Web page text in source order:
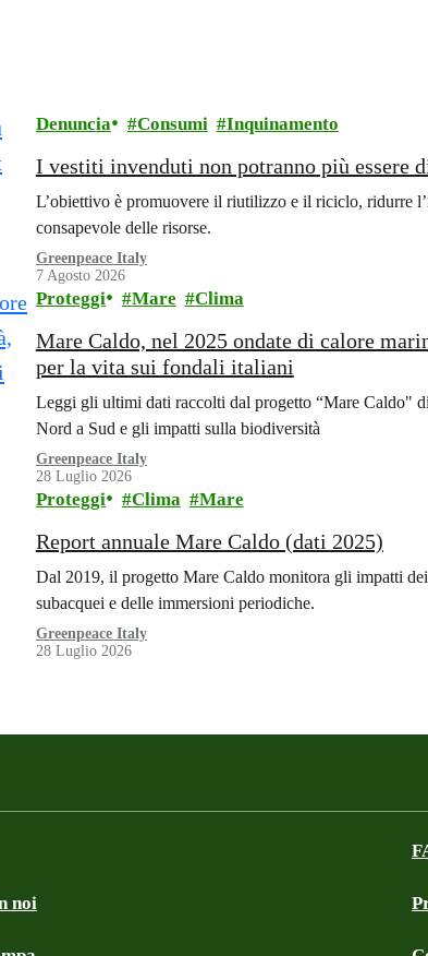
Denuncia Consumi Inquinamento
I vestiti invenduti non potranno più essere
L’obiettivo è promuovere il riutilizzo e il riciclo, ridurre
consapevole delle risorse.
Greenpeace Italy
7 Agosto 2026
Proteggi Mare Clima
Mare Caldo, nel 2025 ondate di calore
per la vita sui fondali italiani
Leggi gli ultimi dati raccolti dal progetto “Mare Caldo"
Nord a Sud e gli impatti sulla biodiversità
Greenpeace Italy
28 Luglio 2026
Proteggi Clima Mare
Report annuale Mare Caldo (dati 2025)
Dal 2019, il progetto Mare Caldo monitora gli impatti
subacquei e delle immersioni periodiche.
Greenpeace Italy
28 Luglio 2026
noi